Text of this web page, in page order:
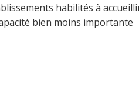
habilités à
bien moins importante